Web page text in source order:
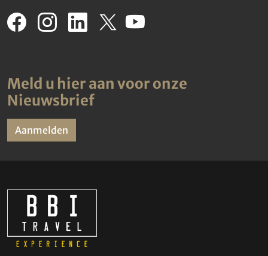
Meld u hier aan voor onze
Nieuwsbrief
Aanmelden